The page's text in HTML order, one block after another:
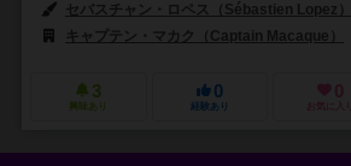
セバスチャン・ロペス（Sébastien Lopez）
キャプテン・マカク（Captain Macaque）
3
興味あり
0
経験あり
0
お気に入り